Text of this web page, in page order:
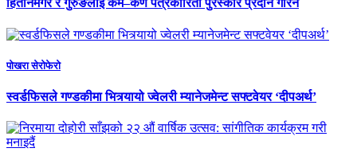
हितानमगर र गुरुङलाई कर्म–कर्ण पत्रकारिता पुरस्कार प्रदान गरिने
पाेखरा सेराेफेराे
स्वर्डफिसले गण्डकीमा भित्र्यायो ज्वेलरी म्यानेजमेन्ट सफ्टवेयर ‘दीपअर्थ’